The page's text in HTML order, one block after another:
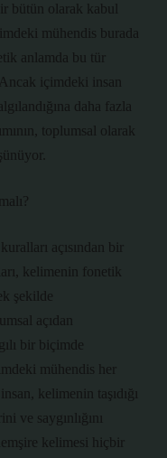
bütün olarak kabul
mühendis burada
anlamda bu tür
içimdeki insan
daha fazla
toplumsal olarak
açısından bir
kelimenin fonetik
şekilde
açıdan
bir biçimde
mühendis her
kelimenin taşıdığı
ve saygınlığını
kelimesi hiçbir